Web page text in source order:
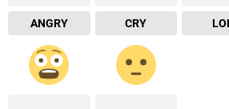
ANGRY CRY